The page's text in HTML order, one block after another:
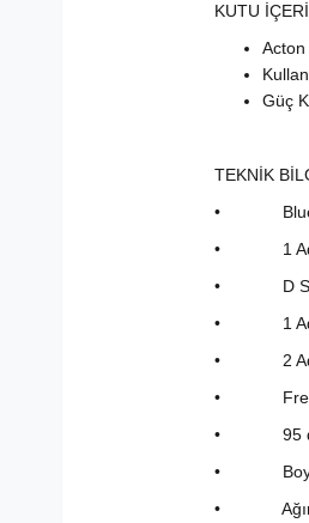
KUTU
Güç
TEKNİK
•
• 1 Adet
• D
• 1 Adet
• 2 Adet
• Frekans
• 95 dB
•
•